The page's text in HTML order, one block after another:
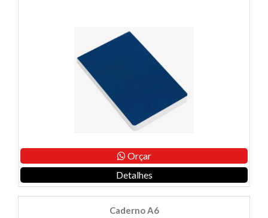
Orçar
Detalhes
Caderno A6